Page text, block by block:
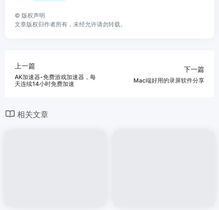
© 版权声明
文章版权归作者所有，未经允许请勿转载。
上一篇
AK加速器-免费游戏加速器，每
天连续14小时免费加速
下一篇
Mac端好用的录屏软件分享
相关文章